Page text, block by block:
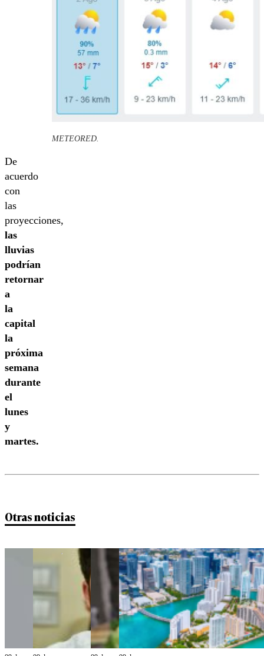
METEORED.
De
acuerdo
con
las
proyecciones,
las
lluvias
podrían
retornar
a
la
capital
la
próxima
semana
durante
el
lunes
y
martes.
Otras noticias